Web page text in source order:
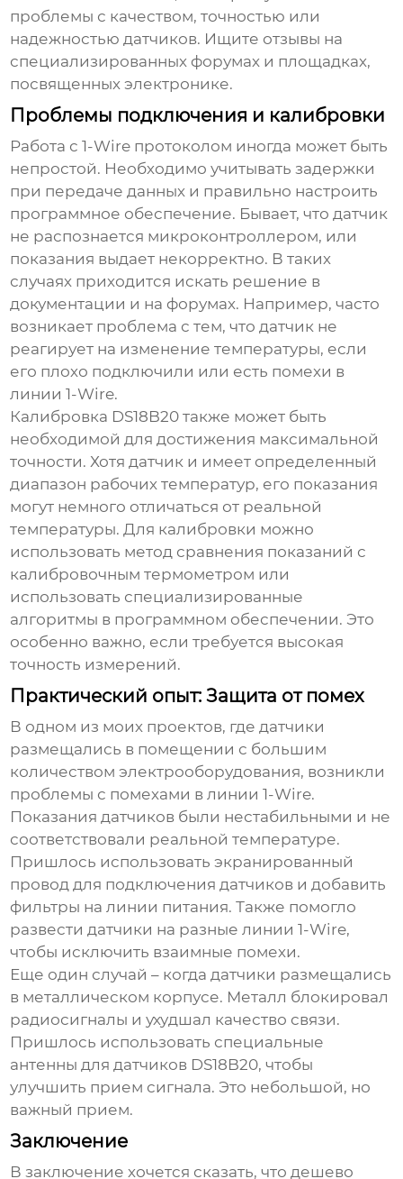
проблемы с качеством, точностью или
надежностью датчиков. Ищите отзывы на
специализированных форумах и площадках,
посвященных электронике.
Проблемы подключения и калибровки
Работа с 1-Wire протоколом иногда может быть
непростой. Необходимо учитывать задержки
при передаче данных и правильно настроить
программное обеспечение. Бывает, что датчик
не распознается микроконтроллером, или
показания выдает некорректно. В таких
случаях приходится искать решение в
документации и на форумах. Например, часто
возникает проблема с тем, что датчик не
реагирует на изменение температуры, если
его плохо подключили или есть помехи в
линии 1-Wire.
Калибровка DS18B20 также может быть
необходимой для достижения максимальной
точности. Хотя датчик и имеет определенный
диапазон рабочих температур, его показания
могут немного отличаться от реальной
температуры. Для калибровки можно
использовать метод сравнения показаний с
калибровочным термометром или
использовать специализированные
алгоритмы в программном обеспечении. Это
особенно важно, если требуется высокая
точность измерений.
Практический опыт: Защита от помех
В одном из моих проектов, где датчики
размещались в помещении с большим
количеством электрооборудования, возникли
проблемы с помехами в линии 1-Wire.
Показания датчиков были нестабильными и не
соответствовали реальной температуре.
Пришлось использовать экранированный
провод для подключения датчиков и добавить
фильтры на линии питания. Также помогло
развести датчики на разные линии 1-Wire,
чтобы исключить взаимные помехи.
Еще один случай – когда датчики размещались
в металлическом корпусе. Металл блокировал
радиосигналы и ухудшал качество связи.
Пришлось использовать специальные
антенны для датчиков DS18B20, чтобы
улучшить прием сигнала. Это небольшой, но
важный прием.
Заключение
В заключение хочется сказать, чтодешево